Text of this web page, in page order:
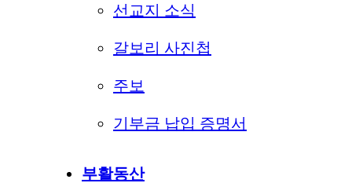
선교지 소식
갈보리 사진첩
주보
기부금 납입 증명서
부활동산